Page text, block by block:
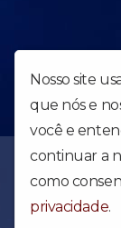
Nosso site
que nós e
você e
continuar a
como
privacidade.
Uma obra forte
Igreja